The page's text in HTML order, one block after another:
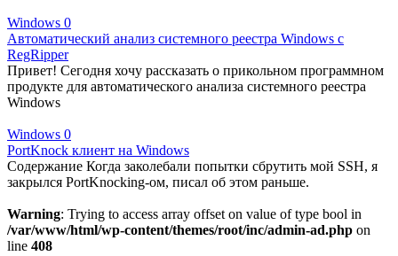
Windows 0
Автоматический анализ системного реестра Windows с
RegRipper
Привет! Сегодня хочу рассказать о прикольном программном
продукте для автоматического анализа системного реестра
Windows
Windows 0
PortKnock клиент на Windows
Содержание Когда заколебали попытки сбрутить мой SSH, я
закрылся PortKnocking-ом, писал об этом раньше.
Warning: Trying to access array offset on value of type bool in
/var/www/html/wp-content/themes/root/inc/admin-ad.php on
line 408